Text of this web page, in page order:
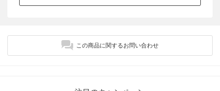
この商品に関するお問い合わせ